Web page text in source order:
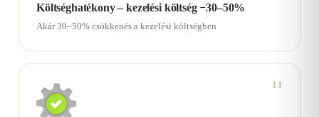
Költséghatékony – kezelési költség −30–50%
Akár 30–50% csökkenés a kezelési költségben
11